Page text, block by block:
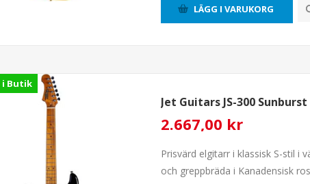
LÄGG I VARUKORG
i Butik
Jet Guitars JS-300
2.667,00 kr
Prisvärd elgitarr i klassisk S-stil i
och greppbräda i Kanadensisk